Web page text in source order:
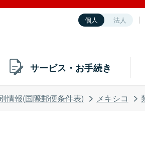
個人 法人
サービス・お手続き
情報(国際郵便条件表) メキシコ